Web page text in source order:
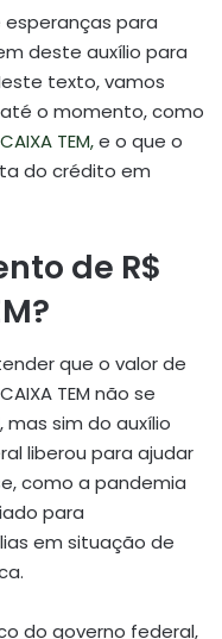
para
deste auxílio para
texto, vamos
o momento, como
CAIXA TEM,e o que o
do crédito em
de R$
que o valor de
TEM não se
mas sim do auxílio
liberou para ajudar
como a pandemia
para
em situação de
do governo federal,